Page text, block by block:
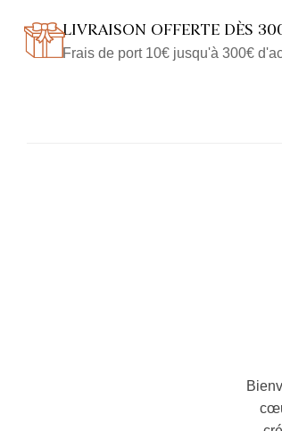
LIVRAISON OFFERTE DÈS
Frais de port 10€ jusqu'à 300€